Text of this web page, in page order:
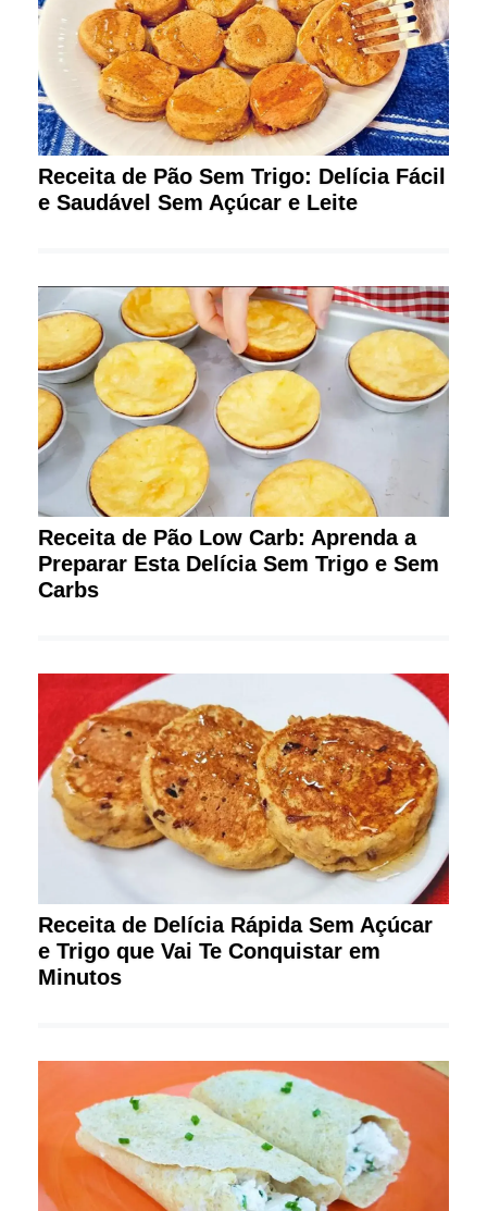
Receita de Pão Sem Trigo: Delícia Fácil
e Saudável Sem Açúcar e Leite
Receita de Pão Low Carb: Aprenda a
Preparar Esta Delícia Sem Trigo e Sem
Carbs
Receita de Delícia Rápida Sem Açúcar
e Trigo que Vai Te Conquistar em
Minutos